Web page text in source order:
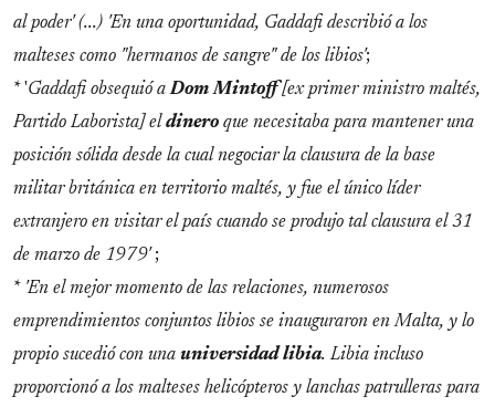
al poder' (...) 'En una oportunidad, Gaddafi describió a los
malteses como "hermanos de sangre" de los libios';
* 'Gaddafi obsequió aDom Mintoff[ex primer ministro maltés,
Partido Laborista] el dinero que necesitaba para mantener una
posición sólida desde la cual negociar la clausura de la base
militar británica en territorio maltés, y fue el único líder
extranjero en visitar el país cuando se produjo tal clausura el 31
de marzo de 1979';
* 'En el mejor momento de las relaciones, numerosos
emprendimientos conjuntos libios se inauguraron en Malta, y lo
propio sucedió con una universidad libia. Libia incluso
proporcionó a los malteses helicópteros y lanchas patrulleras para